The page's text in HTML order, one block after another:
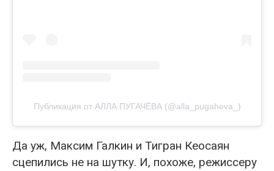
Публикация от АЛЛА ПУГАЧЁВА (@alla_pugaheva_)
Да уж, Максим Галкин и Тигран Кеосаян
сцепились не на шутку. И, похоже, режиссеру